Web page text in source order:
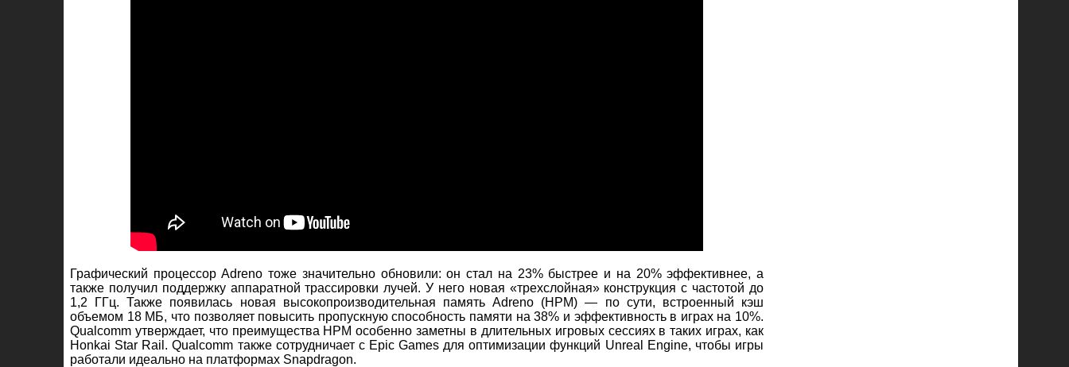
Графический процессор Adreno тоже значительно обновили: он стал на 23% быстрее и на 20% эффективнее, а
также получил поддержку аппаратной трассировки лучей. У него новая «трехслойная» конструкция с частотой до
1,2 ГГц. Также появилась новая высокопроизводительная память Adreno (HPM) — по сути, встроенный кэш
объемом 18 МБ, что позволяет повысить пропускную способность памяти на 38% и эффективность в играх на 10%.
Qualcomm утверждает, что преимущества HPM особенно заметны в длительных игровых сессиях в таких играх, как
Honkai Star Rail. Qualcomm также сотрудничает с Epic Games для оптимизации функций Unreal Engine, чтобы игры
работали идеально на платформах Snapdragon.